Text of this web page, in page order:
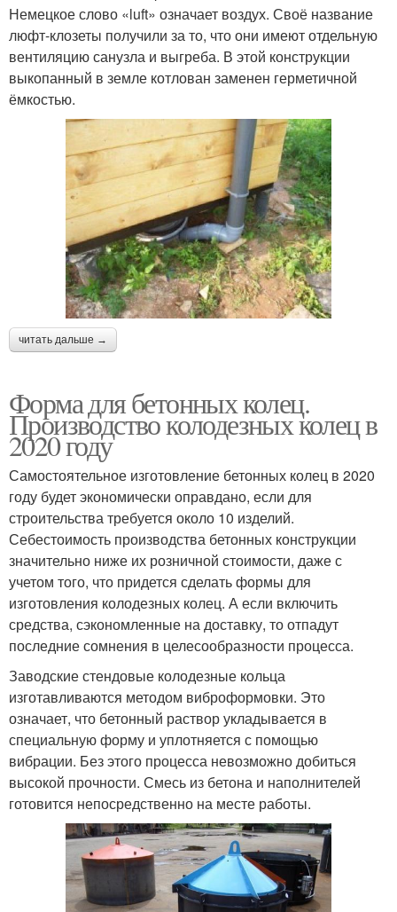
Немецкое слово «luft» означает воздух. Своё название
люфт-клозеты получили за то, что они имеют отдельную
вентиляцию санузла и выгреба. В этой конструкции
выкопанный в земле котлован заменен герметичной
ёмкостью.
читать дальше →
Форма для бетонных колец.
Производство колодезных колец в
2020 году
Самостоятельное изготовление бетонных колец в 2020
году будет экономически оправдано, если для
строительства требуется около 10 изделий.
Себестоимость производства бетонных конструкции
значительно ниже их розничной стоимости, даже с
учетом того, что придется сделать формы для
изготовления колодезных колец. А если включить
средства, сэкономленные на доставку, то отпадут
последние сомнения в целесообразности процесса.
Заводские стендовые колодезные кольца
изготавливаются методом виброформовки. Это
означает, что бетонный раствор укладывается в
специальную форму и уплотняется с помощью
вибрации. Без этого процесса невозможно добиться
высокой прочности. Смесь из бетона и наполнителей
готовится непосредственно на месте работы.